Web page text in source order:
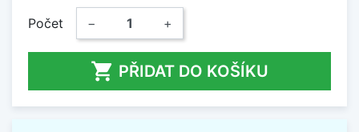
Počet − +
 PŘIDAT DO KOŠÍKU